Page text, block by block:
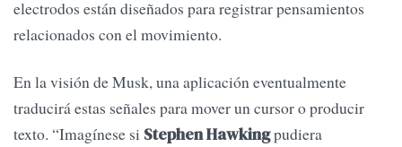
electrodos están diseñados para registrar pensamientos
relacionados con el movimiento.
En la visión de Musk, una aplicación eventualmente
traducirá estas señales para mover un cursor o producir
texto. “Imagínese si Stephen Hawkingpudiera